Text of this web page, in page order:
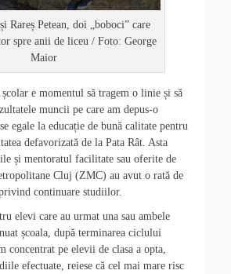
Rareș Petean, doi „boboci” care
spre anii de liceu / Foto: George
Maior
e momentul să tragem o linie și să
muncii pe care am depus-o
egale la educație de bună calitate pentru
defavorizată de la Pata Rât. Asta
și mentoratul facilitate sau oferite de
Cluj (ZMC) au avut o rată de
continuare studiilor.
elevi care au urmat una sau ambele
școala, după terminarea ciclului
concentrat pe elevii de clasa a opta,
efectuate, reiese că cel mai mare risc